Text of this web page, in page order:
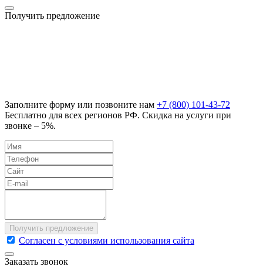
Получить предложение
Заполните форму или позвоните нам +7 (800) 101-43-72
Бесплатно для всех регионов РФ. Скидка на услуги при
звонке – 5%.
Согласен с условиями использования сайта
Заказать звонок